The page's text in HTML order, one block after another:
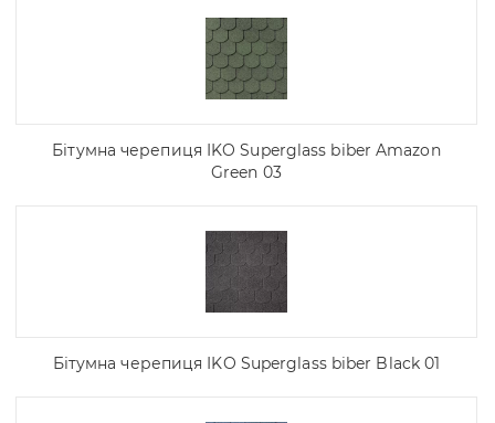
Бітумна черепиця IKO Superglass biber Amazon
Green 03
Бітумна черепиця IKO Superglass biber Black 01